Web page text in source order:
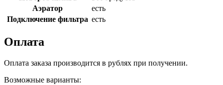
Аэратор
есть
Подключение фильтра есть
Оплата
Оплата заказа производится в рублях при получении.
Возможные варианты: